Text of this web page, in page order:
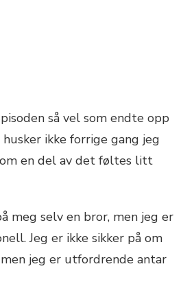
så vel som endte opp
ikke forrige gang jeg
en del av det føltes litt
meg selv en bror, men jeg er
Jeg er ikke sikker på om
jeg er utfordrende antar